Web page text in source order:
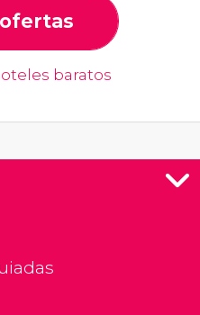
baratos